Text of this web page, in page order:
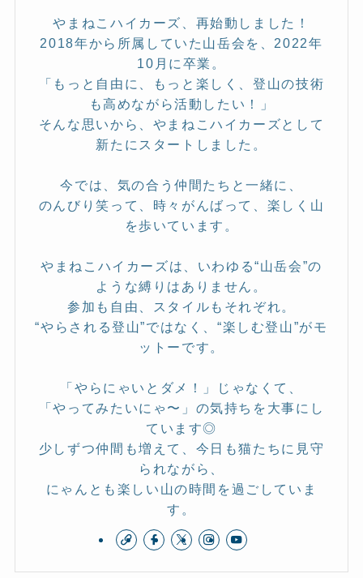
やまねこハイカーズ、再始動しました！
2018年から所属していた山岳会を、2022年
10月に卒業。
「もっと自由に、もっと楽しく、登山の技術
も高めながら活動したい！」
そんな思いから、やまねこハイカーズとして
新たにスタートしました。
今では、気の合う仲間たちと一緒に、
のんびり笑って、時々がんばって、楽しく山
を歩いています。
やまねこハイカーズは、いわゆる“山岳会”の
ような縛りはありません。
参加も自由、スタイルもそれぞれ。
“やらされる登山”ではなく、“楽しむ登山”がモ
ットーです。
「やらにゃいとダメ！」じゃなくて、
「やってみたいにゃ〜」の気持ちを大事にし
ています◎
少しずつ仲間も増えて、今日も猫たちに見守
られながら、
にゃんとも楽しい山の時間を過ごしていま
す。